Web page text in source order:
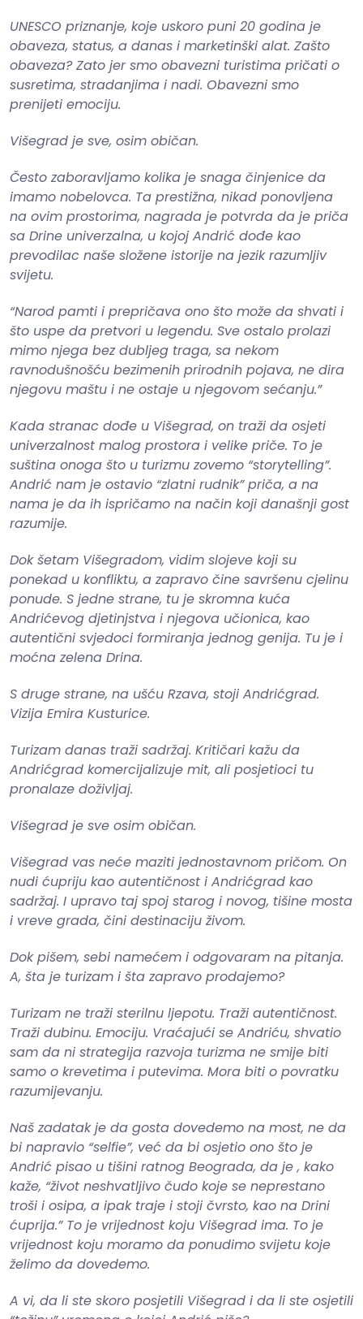
UNESCO priznanje, koje uskoro puni 20 godina je
obaveza, status, a danas i marketinški alat. Zašto
obaveza? Zato jer smo obavezni turistima pričati o
susretima, stradanjima i nadi. Obavezni smo
prenijeti emociju.
Višegrad je sve, osim običan.
Često zaboravljamo kolika je snaga činjenice da
imamo nobelovca. Ta prestižna, nikad ponovljena
na ovim prostorima, nagrada je potvrda da je priča
sa Drine univerzalna, u kojoj Andrić dođe kao
prevodilac naše složene istorije na jezik razumljiv
svijetu.
“Narod pamti i prepričava ono što može da shvati i
što uspe da pretvori u legendu. Sve ostalo prolazi
mimo njega bez dubljeg traga, sa nekom
ravnodušnošću bezimenih prirodnih pojava, ne dira
njegovu maštu i ne ostaje u njegovom sećanju.”
Kada stranac dođe u Višegrad, on traži da osjeti
univerzalnost malog prostora i velike priče. To je
suština onoga što u turizmu zovemo “storytelling”.
Andrić nam je ostavio “zlatni rudnik” priča, a na
nama je da ih ispričamo na način koji današnji gost
razumije.
Dok šetam Višegradom, vidim slojeve koji su
ponekad u konfliktu, a zapravo čine savršenu cjelinu
ponude. S jedne strane, tu je skromna kuća
Andrićevog djetinjstva i njegova učionica, kao
autentični svjedoci formiranja jednog genija. Tu je i
moćna zelena Drina.
S druge strane, na ušću Rzava, stoji Andrićgrad.
Vizija Emira Kusturice.
Turizam danas traži sadržaj. Kritičari kažu da
Andrićgrad komercijalizuje mit, ali posjetioci tu
pronalaze doživljaj.
Višegrad je sve osim običan.
Višegrad vas neće maziti jednostavnom pričom. On
nudi ćupriju kao autentičnost i Andrićgrad kao
sadržaj. I upravo taj spoj starog i novog, tišine mosta
i vreve grada, čini destinaciju živom.
Dok pišem, sebi namećem i odgovaram na pitanja.
A, šta je turizam i šta zapravo prodajemo?
Turizam ne traži sterilnu ljepotu. Traži autentičnost.
Traži dubinu. Emociju. Vraćajući se Andriću, shvatio
sam da ni strategija razvoja turizma ne smije biti
samo o krevetima i putevima. Mora biti o povratku
razumijevanju.
Naš zadatak je da gosta dovedemo na most, ne da
bi napravio “selfie”, već da bi osjetio ono što je
Andrić pisao u tišini ratnog Beograda, da je , kako
kaže, “život neshvatljivo čudo koje se neprestano
troši i osipa, a ipak traje i stoji čvrsto, kao na Drini
ćuprija.” To je vrijednost koju Višegrad ima. To je
vrijednost koju moramo da ponudimo svijetu koje
želimo da dovedemo.
A vi, da li ste skoro posjetili Višegrad i da li ste osjetili